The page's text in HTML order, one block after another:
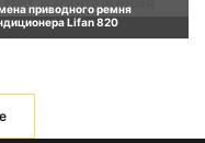
приводного ремня
Lifan 820